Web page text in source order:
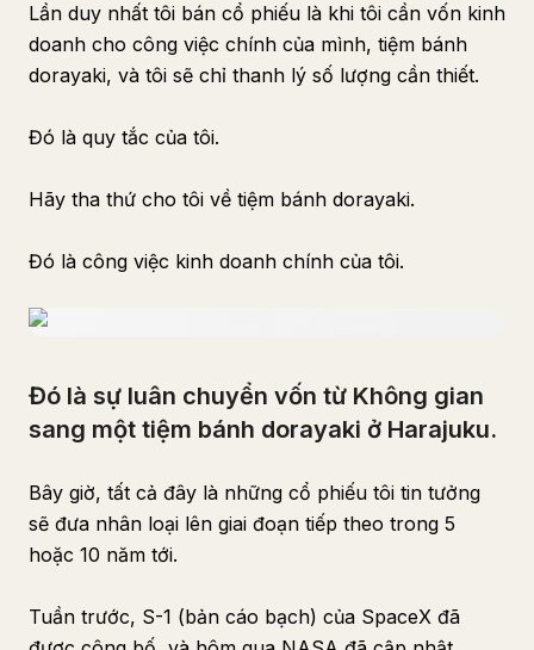
Lần duy nhất tôi bán cổ phiếu là khi tôi cần vốn kinh
doanh cho công việc chính của mình, tiệm bánh
dorayaki, và tôi sẽ chỉ thanh lý số lượng cần thiết.
Đó là quy tắc của tôi.
Hãy tha thứ cho tôi về tiệm bánh dorayaki.
Đó là công việc kinh doanh chính của tôi.
Đó là sự luân chuyển vốn từ Không gian
sang một tiệm bánh dorayaki ở Harajuku.
Bây giờ, tất cả đây là những cổ phiếu tôi tin tưởng
sẽ đưa nhân loại lên giai đoạn tiếp theo trong 5
hoặc 10 năm tới.
Tuần trước, S-1 (bản cáo bạch) của SpaceX đã